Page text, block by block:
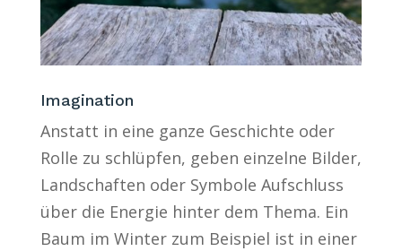
Imagination
Anstatt in eine ganze Geschichte oder
Rolle zu schlüpfen, geben einzelne Bilder,
Landschaften oder Symbole Aufschluss
über die Energie hinter dem Thema. Ein
Baum im Winter zum Beispiel ist in einer